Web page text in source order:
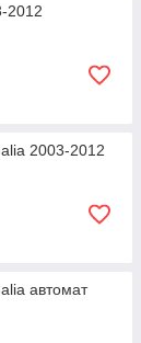
2012
2003-2012
автомат